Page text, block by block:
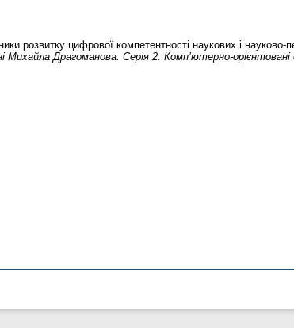
розвитку цифрової компетентності наукових і науково-
Михайла Драгоманова. Серія 2. Комп’ютерно-